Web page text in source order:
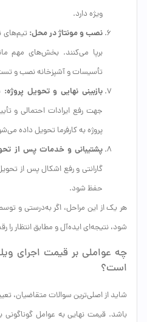
ویژه دارد.
نصب و مونتاژ در محل: تیم‌های
برپا می‌کنند. بخش‌های مهم
تأسیسات و آشپزخانه نصب و
بازبینی نهایی و تحویل پروژه:
جهت رفع ایرادات احتمالی و
پروژه به کارفرما تحویل داده
پشتیبانی و خدمات پس از
گارانتی و رفع اشکال پس از
حفظ شود.
هر یک از این مراحل، اگر به‌درستی و
شود، نتیجه‌ای ایده‌آل و مطابق انتظار را
چه عواملی بر قیمت اجرای
است؟
شاید از اصلی‌ترین سوالات متقاضیان،
باشد. قیمت نهایی به عوامل